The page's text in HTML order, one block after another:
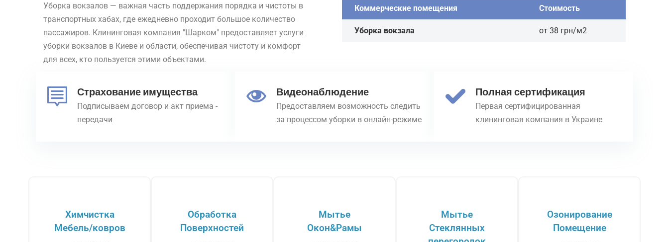
Уборка вокзалов — важная часть поддержания порядка и чистоты в
транспортных хабах, где ежедневно проходит большое количество
пассажиров. Клининговая компания "Шарком" предоставляет услуги
уборки вокзалов в Киеве и области, обеспечивая чистоту и комфорт
для всех, кто пользуется этими объектами.
Коммерческие помещения Стоимость
Уборка вокзала от 38 грн/м2
Страхование имущества
Подписываем договор и акт приема -
передачи
Видеонаблюдение
Предоставляем возможность следить
за процессом уборки в онлайн-режиме
Полная сертификация
Первая сертифицированная
клининговая компания в Украине
Химчистка
Мебель/ковров
Обработка
Поверхностей
Мытье
Окон&Рамы
Мытье
Стеклянных
Озонирование
Помещение